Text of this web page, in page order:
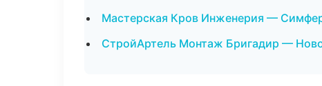
Мастерская Кров Инженерия —
СтройАртель Монтаж Бригадир —